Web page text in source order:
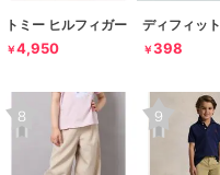
トミー ヒルフィガー
￥4,950
ディフィット
￥398